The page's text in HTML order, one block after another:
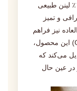
و تناسب اندام ارائه می‌دهد. پارچه ۱۰۰٪ لینن طبیعی
و تمیز
نیز فراهم
می‌آورد. استایل اولد مانی (Old Money) این محصول،
می‌کند که
در عین حال